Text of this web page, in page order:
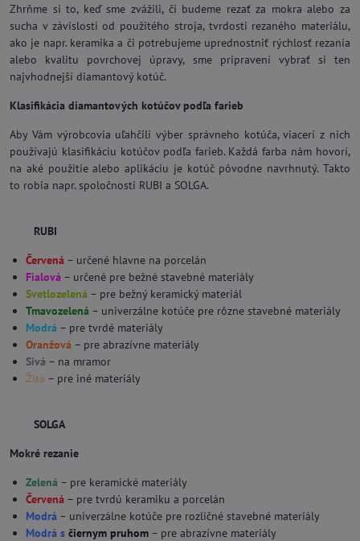
Zhrňme si to, keď sme zvážili, či budeme rezať za mokra alebo za
sucha v závislosti od použitého stroja, tvrdosti rezaného materiálu,
ako je napr. keramika a či potrebujeme uprednostniť rýchlosť rezania
alebo kvalitu povrchovej úpravy, sme pripravení vybrať si ten
najvhodnejší diamantový kotúč.
Klasifikácia diamantových kotúčov podľa farieb
Aby Vám výrobcovia uľahčili výber správneho kotúča, viacerí z nich
používajú klasifikáciu kotúčov podľa farieb. Každá farba nám hovorí,
na aké použitie alebo aplikáciu je kotúč pôvodne navrhnutý. Takto
to robia napr. spoločnosti RUBI a SOLGA.
RUBI
Červená – určené hlavne na porcelán
Fialová – určené pre bežné stavebné materiály
Svetlozelená – pre bežný keramický materiál
Tmavozelená – univerzálne kotúče pre rôzne stavebné materiály
Modrá – pre tvrdé materiály
Oranžová – pre abrazívne materiály
Sivá – na mramor
Žltá – pre iné materiály
SOLGA
Mokré rezanie
Zelená – pre keramické materiály
Červená – pre tvrdú keramiku a porcelán
Modrá – univerzálne kotúče pre rozličné stavebné materiály
Modrá s čiernym pruhom – pre abrazívne materiály